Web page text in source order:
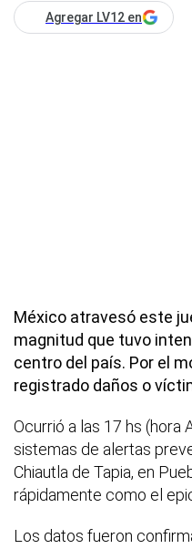
Agregar LV12 en
México atravesó este
magnitud que tuvo
centro del país. Por el
registrado daños o
Ocurrió a las 17 hs (hora
sistemas de alertas
Chiautla de Tapia, en
rápidamente como el
Los datos fueron